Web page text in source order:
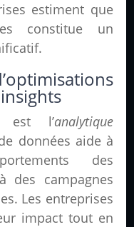
estiment que
constitue un
est l’analytique
données aide à
des
des campagnes
Les entreprises
impact tout en